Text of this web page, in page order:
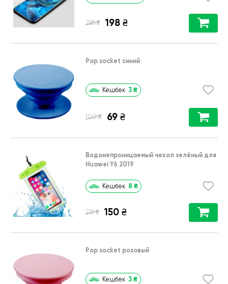
285 ₴ 198 ₴
Pop socket синий
Кешбек 3 ₴
100 ₴ 69 ₴
Водонепроницаемый чехол зелёный для
Huawei Y6 2019
Кешбек 8 ₴
215 ₴ 150 ₴
Pop socket розовый
Кешбек 3 ₴